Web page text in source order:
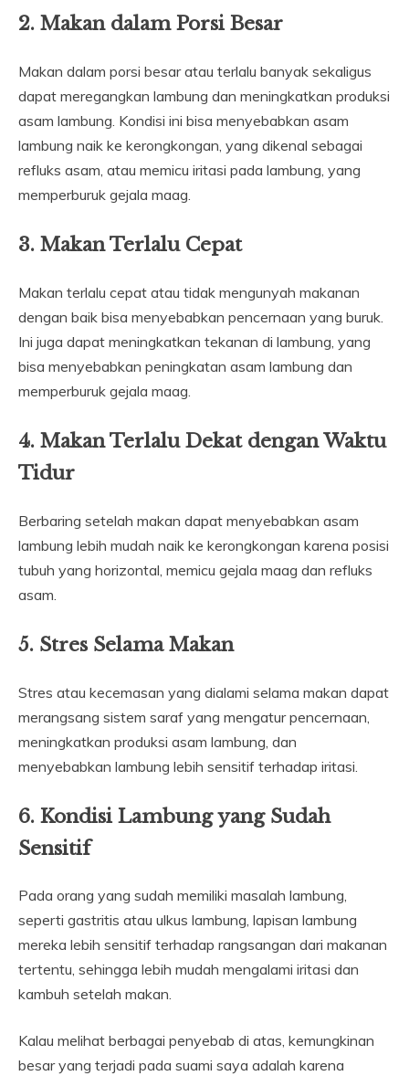
2. Makan dalam Porsi Besar
Makan dalam porsi besar atau terlalu banyak sekaligus
dapat meregangkan lambung dan meningkatkan produksi
asam lambung. Kondisi ini bisa menyebabkan asam
lambung naik ke kerongkongan, yang dikenal sebagai
refluks asam, atau memicu iritasi pada lambung, yang
memperburuk gejala maag.
3. Makan Terlalu Cepat
Makan terlalu cepat atau tidak mengunyah makanan
dengan baik bisa menyebabkan pencernaan yang buruk.
Ini juga dapat meningkatkan tekanan di lambung, yang
bisa menyebabkan peningkatan asam lambung dan
memperburuk gejala maag.
4. Makan Terlalu Dekat dengan Waktu
Tidur
Berbaring setelah makan dapat menyebabkan asam
lambung lebih mudah naik ke kerongkongan karena posisi
tubuh yang horizontal, memicu gejala maag dan refluks
asam.
5. Stres Selama Makan
Stres atau kecemasan yang dialami selama makan dapat
merangsang sistem saraf yang mengatur pencernaan,
meningkatkan produksi asam lambung, dan
menyebabkan lambung lebih sensitif terhadap iritasi.
6. Kondisi Lambung yang Sudah
Sensitif
Pada orang yang sudah memiliki masalah lambung,
seperti gastritis atau ulkus lambung, lapisan lambung
mereka lebih sensitif terhadap rangsangan dari makanan
tertentu, sehingga lebih mudah mengalami iritasi dan
kambuh setelah makan.
Kalau melihat berbagai penyebab di atas, kemungkinan
besar yang terjadi pada suami saya adalah karena